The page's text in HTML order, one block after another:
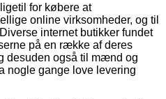
for købere at
online virksomheder, og til
internet butikker fundet
på en række af deres
desuden også til mænd og
nogle gange love levering